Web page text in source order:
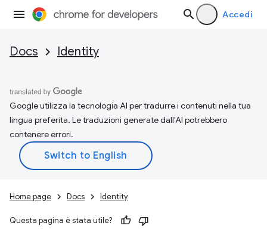
Accedi
Docs Identity
Google utilizza la tecnologia AI per tradurre i contenuti nella tua
lingua preferita. Le traduzioni generate dall'AI potrebbero
contenere errori.
Home page Docs Identity
Questa pagina è stata utile?